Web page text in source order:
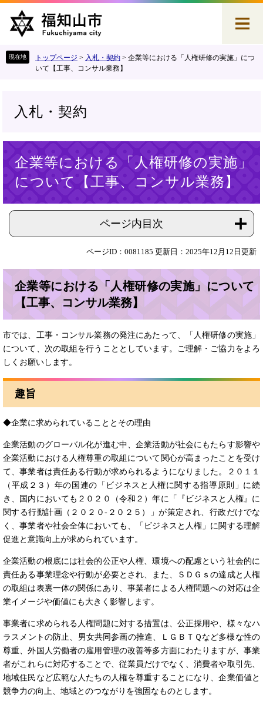
へ
トップページ > 入札・契約 > 企業等における「人権研修の実施」につ
いて【工事、コンサル業務】
入札・契約
企業等における「人権研修の実施」
について【工事、コンサル業務】
ページ内目次
ページID：0081185 更新日：2025年12月12日更新
企業等における「人権研修の実施」について
【工事、コンサル業務】
市では、工事・コンサル業務の発注にあたって、「人権研修の実施」
について、次の取組を行うこととしています。ご理解・ご協力をよろ
しくお願いします。
趣旨
◆企業に求められていることとその理由
企業活動のグローバル化が進む中、企業活動が社会にもたらす影響や
企業活動における人権尊重の取組について関心が高まったことを受け
て、事業者は責任ある行動が求められるようになりました。２０１１
（平成２３）年の国連の「ビジネスと人権に関する指導原則」に続
き、国内においても２０２０（令和２）年に「『ビジネスと人権』に
関する行動計画（２０２０-２０２５）」が策定され、行政だけでな
く、事業者や社会全体においても、「ビジネスと人権」に関する理解
促進と意識向上が求められています。
企業活動の根底には社会的公正や人権、環境への配慮という社会的に
責任ある事業理念や行動が必要とされ、また、ＳＤＧｓの達成と人権
の取組は表裏一体の関係にあり、事業者による人権問題への対応は企
業イメージや価値にも大きく影響します。
事業者に求められる人権問題に対する措置は、公正採用や、様々なハ
ラスメントの防止、男女共同参画の推進、ＬＧＢＴＱなど多様な性の
尊重、外国人労働者の雇用管理の改善等多方面にわたりますが、事業
者がこれらに対応することで、従業員だけでなく、消費者や取引先、
地域住民など広範な人たちの人権を尊重することになり、企業価値と
競争力の向上、地域とのつながりを強固なものとします。